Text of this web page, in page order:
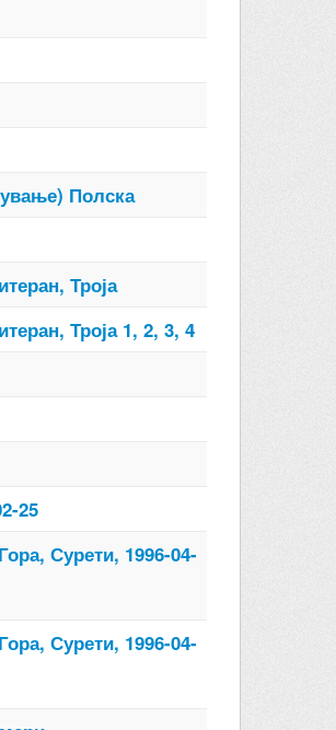
Полска
Троја
Троја 1, 2, 3, 4
25
Сурети, 1996-04-
Сурети, 1996-04-